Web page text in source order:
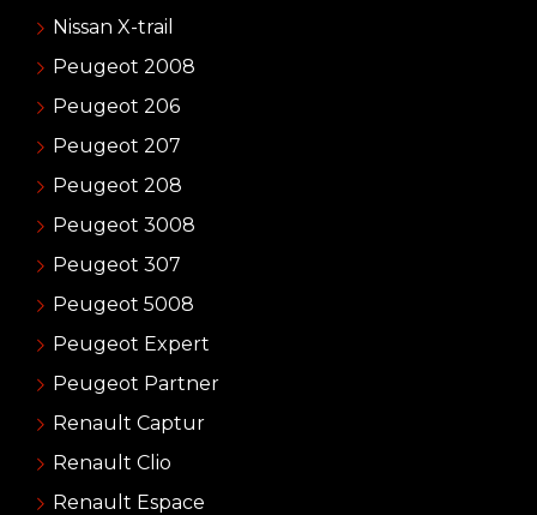
Nissan X-trail
Peugeot 2008
Peugeot 206
Peugeot 207
Peugeot 208
Peugeot 3008
Peugeot 307
Peugeot 5008
Peugeot Expert
Peugeot Partner
Renault Captur
Renault Clio
Renault Espace